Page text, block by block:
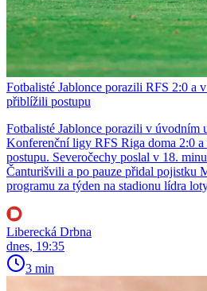
Fotbalisté Jablonce porazili RFS 2:0 a
přiblížili postupu
Fotbalisté Jablonce porazili v úvodním
Konferenční ligy RFS Riga doma 2:0
postupu. Severočechy poslal v 18.
Čanturišvili a po pauze přidal pojistku
programu za týden na stadionu lídra
Liberecká Drbna
dnes, 19:35
3 min